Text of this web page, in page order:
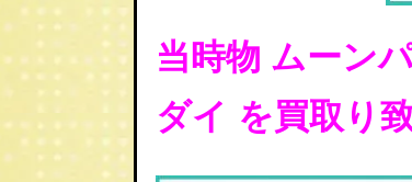
当時物 ムーン
ダイ を買取り